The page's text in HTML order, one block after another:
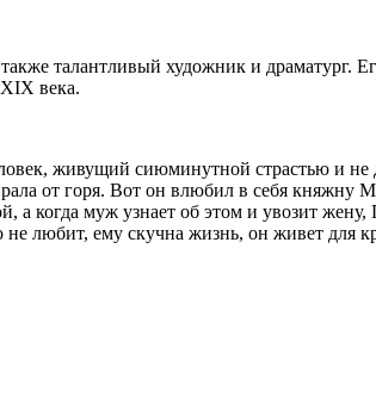
талантливый художник и драматург.
века.
живущий сиюминутной страстью и
от горя. Вот он влюбил в себя княжну
а когда муж узнает об этом и увозит
любит, ему скучна жизнь, он живет для